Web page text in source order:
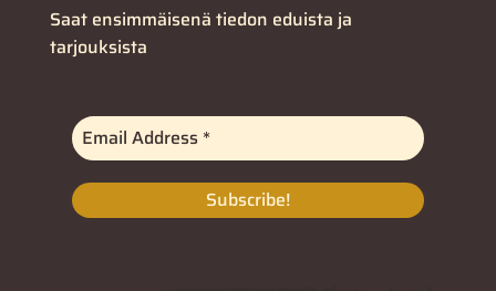
Saat ensimmäisenä tiedon eduista ja
tarjouksista